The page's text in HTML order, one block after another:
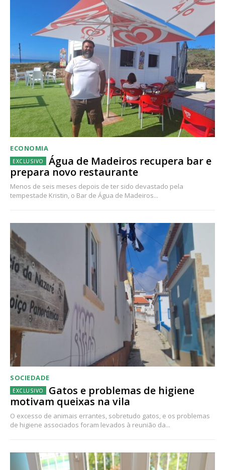
ECONOMIA
Água de Madeiros recupera bar e
prepara novo restaurante
Menos de seis meses depois de ter sido devastado pela
tempestade Kristin, o Bar de Água de Madeiros...
SOCIEDADE
Gatos e problemas de higiene
motivam queixas na vila
O excesso de animais errantes, sobretudo gatos, e os problemas
de higiene associados foram levados à reunião da...